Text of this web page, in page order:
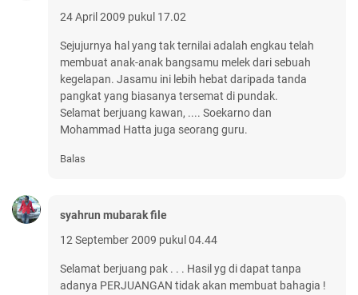
24 April 2009 pukul 17.02
Sejujurnya hal yang tak ternilai adalah engkau telah
membuat anak-anak bangsamu melek dari sebuah
kegelapan. Jasamu ini lebih hebat daripada tanda
pangkat yang biasanya tersemat di pundak.
Selamat berjuang kawan, .... Soekarno dan
Mohammad Hatta juga seorang guru.
Balas
syahrun mubarak file
12 September 2009 pukul 04.44
Selamat berjuang pak . . . Hasil yg di dapat tanpa
adanya PERJUANGAN tidak akan membuat bahagia !